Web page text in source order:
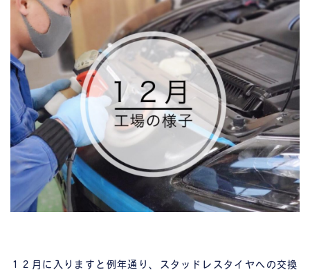
１２月に入りますと例年通り、スタッドレスタイヤへの交換